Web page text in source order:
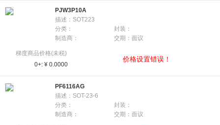
PJW3P10A
描述：SOT223
分类：
封装：
制造商：
交期：面议
梯度商品价格(未税)
0+: ¥ 0.0000
价格设置错误！
PF6116AG
描述：SOT-23-6
分类：
封装：
制造商：
交期：面议